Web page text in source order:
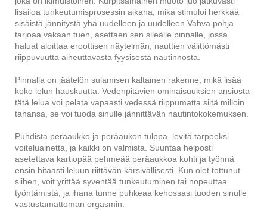
lisäiloa tunkeutumisprosessin aikana, mikä stimuloi herkkää
sisäistä jännitystä yhä uudelleen ja uudelleen.Vahva pohja
tarjoaa vakaan tuen, asettaen sen sileälle pinnalle, jossa
haluat aloittaa eroottisen näytelmän, nauttien välittömästi
riippuvuutta aiheuttavasta fyysisestä nautinnosta.
Pinnalla on jäätelön sulamisen kaltainen rakenne, mikä lisää
koko lelun hauskuutta. Vedenpitävien ominaisuuksien ansiosta
tätä lelua voi pelata vapaasti vedessä riippumatta siitä milloin
tahansa, se voi tuoda sinulle jännittävän nautintokokemuksen.
Puhdista peräaukko ja peräaukon tulppa, levitä tarpeeksi
voiteluainetta, ja kaikki on valmista. Suuntaa helposti
asetettava kartiopää pehmeää peräaukkoa kohti ja työnnä
ensin hitaasti leluun riittävän kärsivällisesti. Kun olet tottunut
siihen, voit yrittää syventää tunkeutuminen tai nopeuttaa
työntämistä, ja ihana tunne puhkeaa kehossasi tuoden sinulle
vastustamattoman orgasmin.